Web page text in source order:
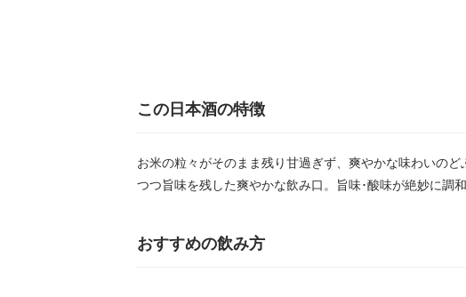
この日本酒の特徴
お米の粒々がそのまま残り甘過ぎず、爽やかな味わいの
つつ旨味を残した爽やかな飲み口。旨味･酸味が絶妙に調
おすすめの飲み方